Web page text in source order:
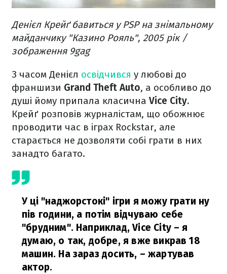
Денієл Крейґ бавиться у PSP на знімальному
майданчику "Казино Рояль", 2005 рік /
зображення 9gag
З часом Денієл освідчився у любові до
франшизи Grand Theft Auto, а особливо до
душі йому припала класична Vice City.
Крейґ розповів журналістам, що обожнює
проводити час в іграх Rockstar, але
старається не дозволяти собі грати в них
занадто багато.
У ці "наджорстокі" ігри я можу грати ну
пів години, а потім відчуваю себе
"брудним". Наприклад, Vice City – я
думаю, о так, добре, я вже викрав 18
машин. На зараз досить, – жартував
актор.